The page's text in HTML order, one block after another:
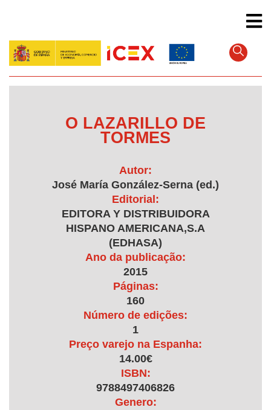
conteúdo
principal
O LAZARILLO DE
TORMES
Autor:
José María González-Serna (ed.)
Editorial:
EDITORA Y DISTRIBUIDORA
HISPANO AMERICANA,S.A
(EDHASA)
Ano da publicação:
2015
Páginas:
160
Número de edições:
1
Preço varejo na Espanha:
14.00€
ISBN:
9788497406826
Genero: